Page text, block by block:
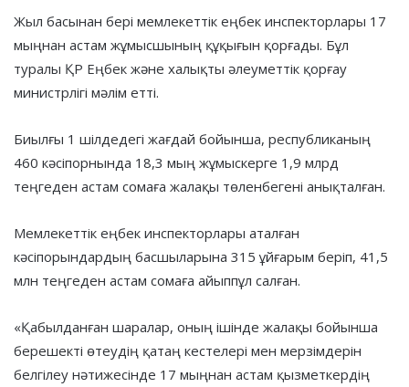
Жыл басынан бері мемлекеттік еңбек инспекторлары 17
мыңнан астам жұмысшының құқығын қорғады. Бұл
туралы ҚР Еңбек және халықты әлеуметтік қорғау
министрлігі мәлім етті.
Биылғы 1 шілдедегі жағдай бойынша, республиканың
460 кәсіпорнында 18,3 мың жұмыскерге 1,9 млрд
теңгеден астам сомаға жалақы төленбегені анықталған.
Мемлекеттік еңбек инспекторлары аталған
кәсіпорындардың басшыларына 315 ұйғарым беріп, 41,5
млн теңгеден астам сомаға айыппұл салған.
«Қабылданған шаралар, оның ішінде жалақы бойынша
берешекті өтеудің қатаң кестелері мен мерзімдерін
белгілеу нәтижесінде 17 мыңнан астам қызметкердің